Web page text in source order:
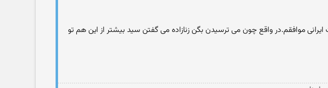
موافقم.در واقع چون می ترسیدن بگن زنازاده می گفتن سید بیشتر از این هم تو